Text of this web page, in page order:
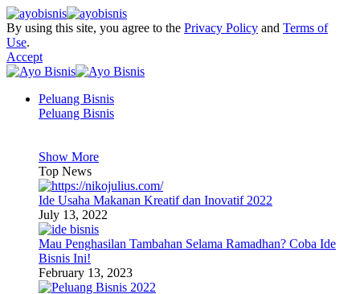
By using this site, you agree to the Privacy Policy and Terms of
Use.
Accept
Peluang Bisnis
Peluang Bisnis
Show More
Top News
Ide Usaha Makanan Kreatif dan Inovatif 2022
July 13, 2022
Mau Penghasilan Tambahan Selama Ramadhan? Coba Ide
Bisnis Ini!
February 13, 2023